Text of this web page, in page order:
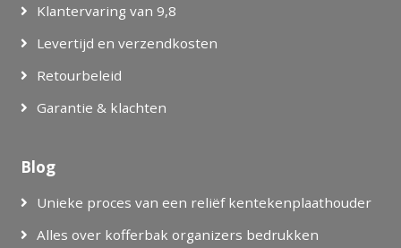
Klantervaring van 9,8
Levertijd en verzendkosten
Retourbeleid
Garantie & klachten
Blog
Unieke proces van een reliëf kentekenplaathouder
Alles over kofferbak organizers bedrukken